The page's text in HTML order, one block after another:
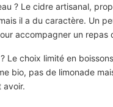
? Le cidre artisanal,
il a du caractère. Un
accompagner un repas
Le choix limité en
bio, pas de limonade
avoir.